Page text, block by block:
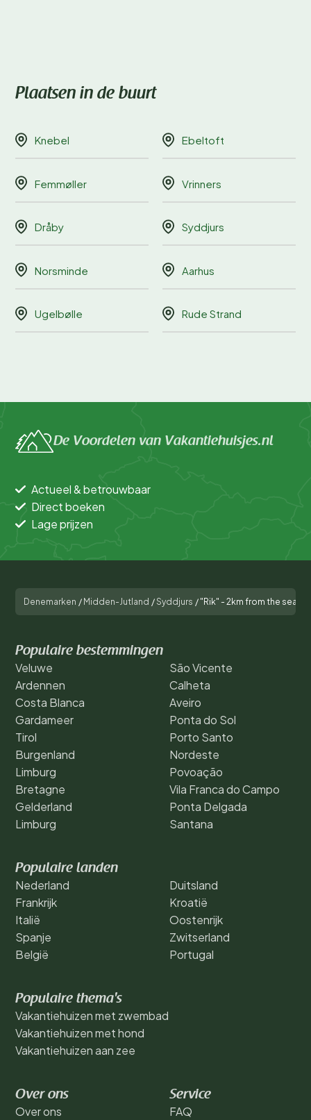
Plaatsen in de buurt
Knebel Ebeltoft
Femmøller Vrinners
Dråby Syddjurs
Norsminde Aarhus
Ugelbølle Rude Strand
De Voordelen van Vakantiehuisjes.nl
Actueel & betrouwbaar
Direct boeken
Lage prijzen
Denemarken / Midden-Jutland /Syddjurs / "Rik" - 2km from the sea
Populaire bestemmingen
Veluwe
Ardennen
Costa Blanca
Gardameer
Tirol
Burgenland
Limburg
Bretagne
Gelderland
Limburg
São Vicente
Calheta
Aveiro
Ponta do Sol
Porto Santo
Nordeste
Povoação
Vila Franca do Campo
Ponta Delgada
Santana
Populaire landen
Nederland
Frankrijk
Italië
Spanje
België
Duitsland
Kroatië
Oostenrijk
Zwitserland
Portugal
Populaire thema's
Vakantiehuizen met zwembad
Vakantiehuizen met hond
Vakantiehuizen aan zee
Over ons
Over ons
Service
FAQ